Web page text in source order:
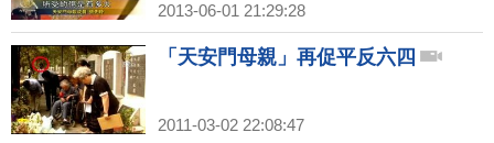
2013-06-01 21:29:28
「天安門母親」再促平反六四
2011-03-02 22:08:47